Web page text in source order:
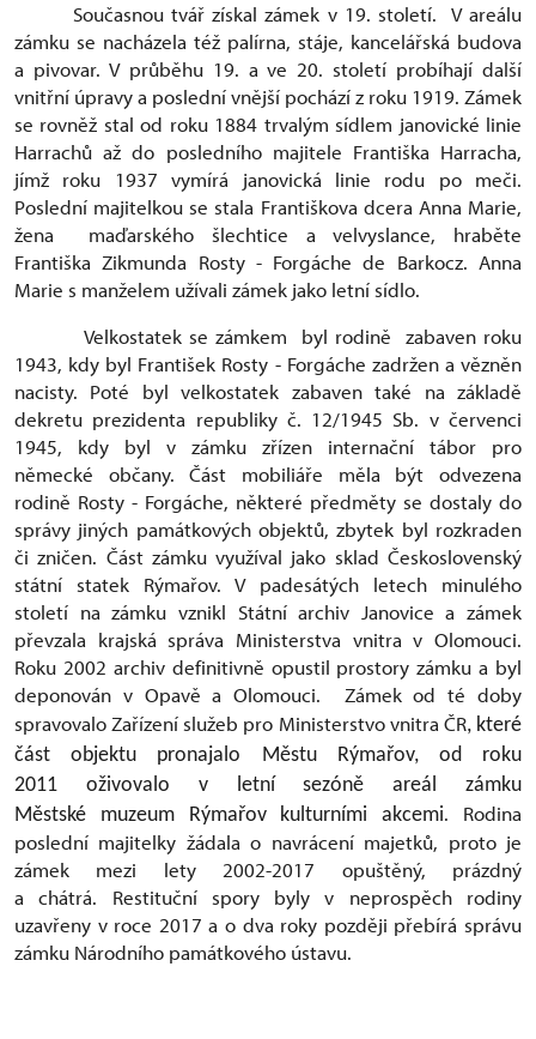
Současnou tvář získal zámek v 19. století. V areálu
zámku se nacházela též palírna, stáje, kancelářská budova
a pivovar. V průběhu 19. a ve 20. století probíhají další
vnitřní úpravy a poslední vnější pochází z roku 1919. Zámek
se rovněž stal od roku 1884 trvalým sídlem janovické linie
Harrachů až do posledního majitele Františka Harracha,
jímž roku 1937 vymírá janovická linie rodu po meči.
Poslední majitelkou se stala Františkova dcera Anna Marie,
žena maďarského šlechtice a velvyslance, hraběte
Františka Zikmunda Rosty - Forgáche de Barkocz. Anna
Marie s manželem užívali zámek jako letní sídlo.
Velkostatek se zámkem byl rodině zabaven roku
1943, kdy byl František Rosty - Forgáche zadržen a vězněn
nacisty. Poté byl velkostatek zabaven také na základě
dekretu prezidenta republiky č. 12/1945 Sb. v červenci
1945, kdy byl v zámku zřízen internační tábor pro
německé občany. Část mobiliáře měla být odvezena
rodině Rosty - Forgáche, některé předměty se dostaly do
správy jiných památkových objektů, zbytek byl rozkraden
či zničen. Část zámku využíval jako sklad Československý
státní statek Rýmařov. V padesátých letech minulého
století na zámku vznikl Státní archiv Janovice a zámek
převzala krajská správa Ministerstva vnitra v Olomouci.
Roku 2002 archiv definitivně opustil prostory zámku a byl
deponován v Opavě a Olomouci. Zámek od té doby
spravovalo Zařízení služeb pro Ministerstvo vnitra ČR, které
část objektu pronajalo Městu Rýmařov, od roku
2011 oživovalo v letní sezóně areál zámku
Městské muzeum Rýmařov kulturními akcemi. Rodina
poslední majitelky žádala o navrácení majetků, proto je
zámek mezi lety 2002-2017 opuštěný, prázdný
a chátrá. Restituční spory byly v neprospěch rodiny
uzavřeny v roce 2017 a o dva roky později přebírá správu
zámku Národního památkového ústavu.